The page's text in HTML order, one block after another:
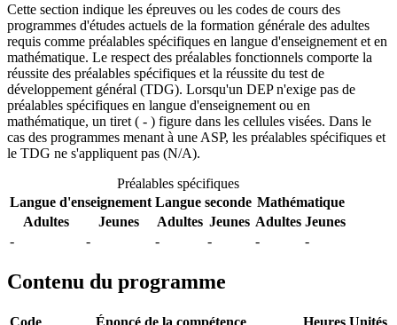
Cette section indique les épreuves ou les codes de cours des
programmes d'études actuels de la formation générale des adultes
requis comme préalables spécifiques en langue d'enseignement et en
mathématique. Le respect des préalables fonctionnels comporte la
réussite des préalables spécifiques et la réussite du test de
développement général (TDG). Lorsqu'un DEP n'exige pas de
préalables spécifiques en langue d'enseignement ou en
mathématique, un tiret ( - ) figure dans les cellules visées. Dans le
cas des programmes menant à une ASP, les préalables spécifiques et
le TDG ne s'appliquent pas (N/A).
Préalables spécifiques
Langue d'enseignement Langue seconde Mathématique
Adultes
Jeunes Adultes Jeunes Adultes Jeunes
-
- - - - -
Contenu du programme
Code Énoncé de la compétence Heures Unités